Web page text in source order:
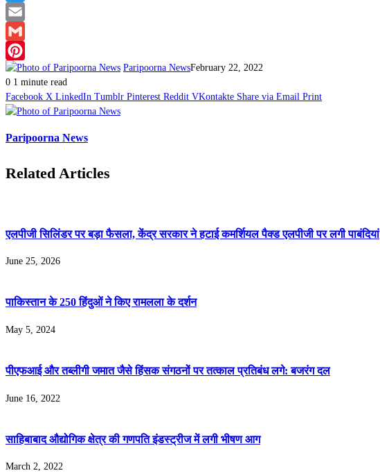
Twitter
Email
Gmail
Pinterest
Paripoorna NewsFebruary 22, 2022
0 1 minute read
Facebook X LinkedIn Tumblr Pinterest Reddit VKontakte Share via Email Print
Paripoorna News
Related Articles
एलपीजी सिलिंडर पर बड़ा फैसला, केंद्र सरकार ने हटाई कमर्शियल पैक्ड एलपीजी पर लगी पाबंदियां
June 25, 2026
पाकिस्तान के 250 हिंदुओं ने किए रामलला के दर्शन
May 5, 2024
पीएफआई और तब्लीगी जमात जैसे हिंसक संगठनों पर तत्काल प्रतिबंध लगे: बजरंग दल
June 16, 2022
साहिबाबाद औद्योगिक क्षेत्र की गणपति इंडस्ट्रीज में लगी भीषण आग
March 2, 2022